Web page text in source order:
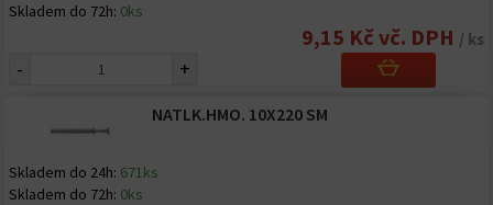
Skladem do 72h: 0ks
9,15 Kč vč. DPH / ks
- +
NATLK.HMO. 10X220 SM
Skladem do 24h: 671ks
Skladem do 72h: 0ks